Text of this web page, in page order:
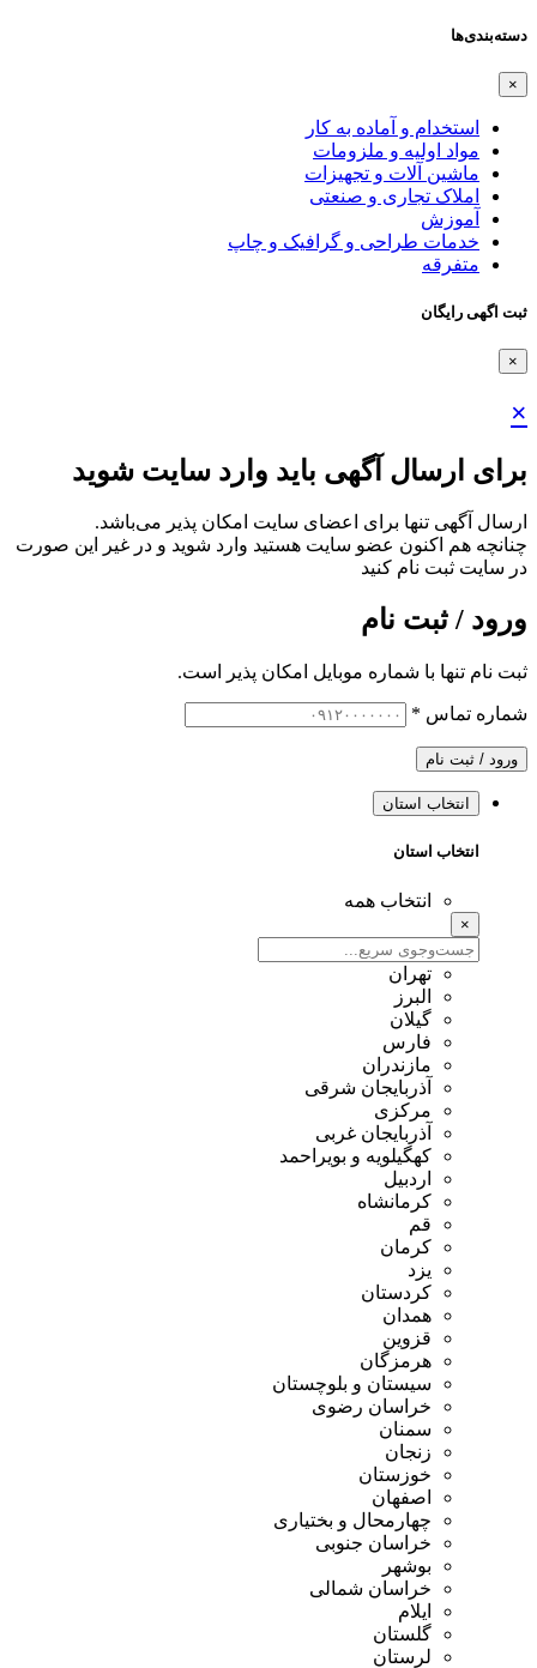
دسته‌بندی‌ها
×
استخدام و آماده به کار
مواد اولیه و ملزومات
ماشین آلات و تجهیزات
املاک تجاری و صنعتی
آموزش
خدمات طراحی و گرافیک و چاپ
متفرقه
ثبت اگهی رایگان
×
×
برای ارسال آگهی باید وارد سایت شوید
ارسال آگهی تنها برای اعضای سایت امکان پذیر می‌باشد.
چنانچه هم‌ اکنون عضو سایت هستید وارد شوید و در غیر این صورت
در سایت ثبت نام کنید
ورود / ثبت نام
ثبت نام تنها با شماره موبایل امکان پذیر است.
شماره تماس *
ورود / ثبت نام
انتخاب استان
انتخاب استان
انتخاب همه
×
تهران
البرز
گیلان
فارس
مازندران
آذربایجان شرقی
مرکزی
آذربایجان غربی
کهگیلویه و بویراحمد
اردبیل
کرمانشاه
قم
کرمان
یزد
کردستان
همدان
قزوین
هرمزگان
سیستان و بلوچستان
خراسان رضوی
سمنان
زنجان
خوزستان
اصفهان
چهارمحال و بختیاری
خراسان جنوبی
بوشهر
خراسان شمالی
ایلام
گلستان
لرستان